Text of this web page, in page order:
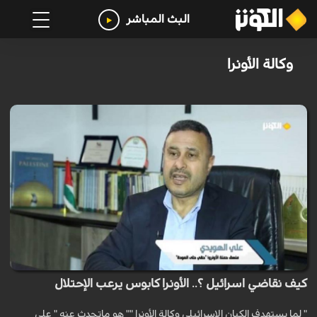
البث المباشر
وكالة الأونرا
كيف نقاضي اسرائيل ؟.. الأونرا كابوس يرعب الإحتلال
" لما يستهدف الكيان الاسرائيلي وكالة الأونرا "" هو ماتحدث عنه " علي